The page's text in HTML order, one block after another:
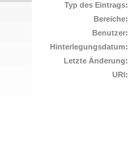
Typ des Eintrags:
Bereiche:
Benutzer:
Hinterlegungsdatum:
Letzte Änderung:
URI: